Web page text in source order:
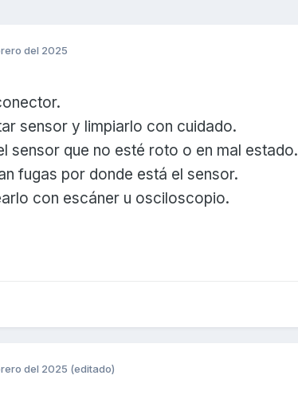
del 2025
sensor y limpiarlo con cuidado.
sensor que no esté roto o en mal estado.
fugas por donde está el sensor.
con escáner u osciloscopio.
del 2025 (editado)